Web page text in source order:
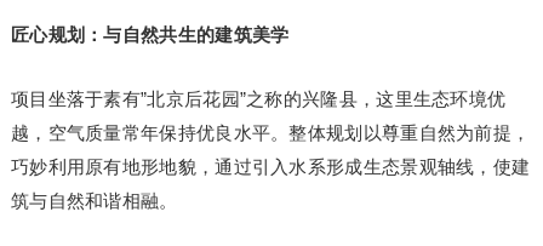
匠心规划：与自然共生的建筑美学
项目坐落于素有”北京后花园”之称的兴隆县，这里生态环境优
越，空气质量常年保持优良水平。整体规划以尊重自然为前提，
巧妙利用原有地形地貌，通过引入水系形成生态景观轴线，使建
筑与自然和谐相融。